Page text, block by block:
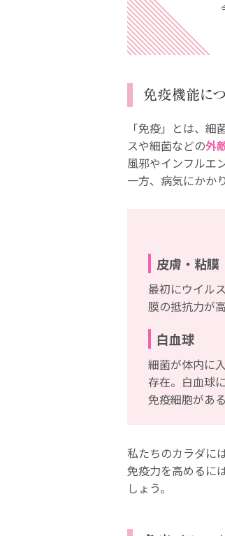
「免疫」とは、細
スや細菌などの外
風邪やインフルエ
一方、病気にかか
皮膚・粘膜
最初にウイル
膜の抵抗力が
白血球
細菌が体内に
存在。白血球
免疫細胞がある
私たちのカラダに
免疫力を高めるに
しょう。